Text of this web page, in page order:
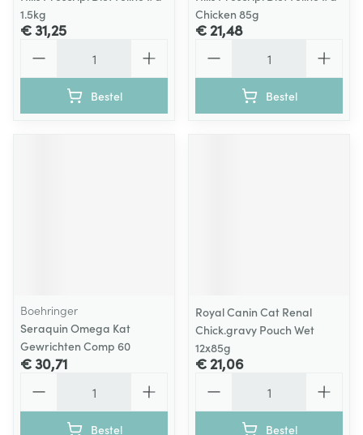
1.5kg
€ 31,25
Bestel
Chicken 85g
€ 21,48
Bestel
Boehringer
Seraquin Omega Kat
Gewrichten Comp 60
€ 30,71
Bestel
Royal Canin Cat Renal
Chick.gravy Pouch Wet
12x85g
€ 21,06
Bestel